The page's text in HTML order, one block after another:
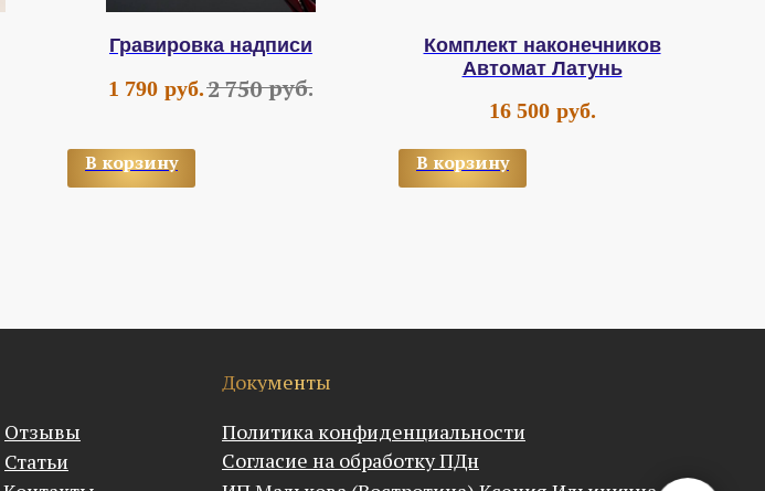
Гравировка надписи
1 790 руб.2 750 руб.
В корзину
Комплект наконечников
Автомат Латунь
16 500 руб.
В корзину
Политика конфиденциальности
Отзывы
Статьи
Документы
Согласие на обработку ПДн